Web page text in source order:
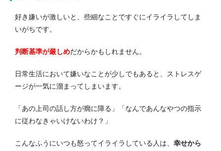
好き嫌いが激しいと、些細なことですぐにイライラしてしま
いがちです。
判断基準が厳しめだからかもしれません。
日常生活において嫌いなことが少しでもあると、ストレスゲ
ージが一気に溜まってしまいます。
「あの上司の話し方が癇に障る」「なんであんなやつの指示
に従わなきゃいけないわけ？」
こんなふうにいつも怒ってイライラしている人は、 幸せから